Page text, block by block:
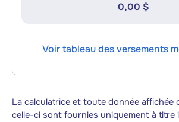
0,00 $
Voir tableau des versements
La calculatrice et toute donnée affichée
celle-ci sont fournies uniquement à titre